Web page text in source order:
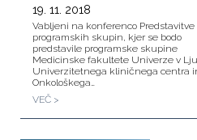
19. 11. 2018
Vabljeni na konferenco Predstavitve
programskih skupin, kjer se bodo
predstavile programske skupine
Medicinske fakultete Univerze v
Univerzitetnega kliničnega centra
Onkološkega…
VEČ >